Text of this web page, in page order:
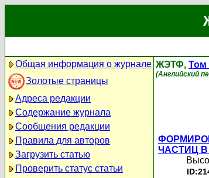
Общая информация о журнале
Золотые страницы
Адреса редакции
Содержание журнала
Сообщения редакции
Правила для авторов
Загрузить статью
Проверить статус статьи
ЖЭТФ, Том
(Английский
ЧАСТИЦ